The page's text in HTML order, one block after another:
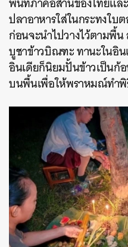
ปลาอาหารใส่ในกระทงใบ
ก่อนจะนำไปวางไว้ตามพื้
บูชาข้าวบิณฑะ ทานะในอิน
อินเดียก็นิยมปั้นข้าวเป็นก้
บนพื้นเพื่อให้พราหมณ์ทำ